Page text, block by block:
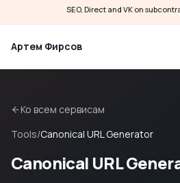
SEO, Direct and VK on
Артем Фирсов
Ко всем сервисам
Tools/Canonical URL Generator
Canonical URL